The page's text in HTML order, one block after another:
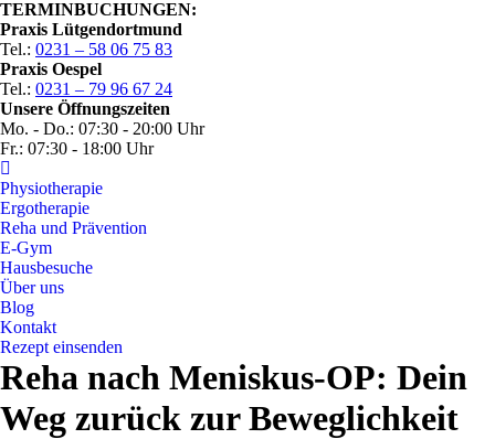
TERMINBUCHUNGEN:
Praxis Lütgendortmund
Tel.: 0231 – 58 06 75 83
Praxis Oespel
Tel.: 0231 – 79 96 67 24
Unsere Öffnungszeiten
Mo. - Do.: 07:30 - 20:00 Uhr
Fr.: 07:30 - 18:00 Uhr
Physiotherapie
Ergotherapie
Reha und Prävention
E-Gym
Hausbesuche
Über uns
Blog
Kontakt
Rezept einsenden
Reha nach Meniskus-OP: Dein
Weg zurück zur Beweglichkeit